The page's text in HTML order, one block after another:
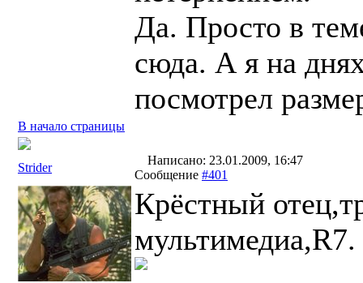
Да. Просто в
сюда. А я на
посмотрел
В начало страницы
Strider
Написано: 23.01.2009, 16:47
Сообщение #401
Крёстный
мультимедиа,R7.